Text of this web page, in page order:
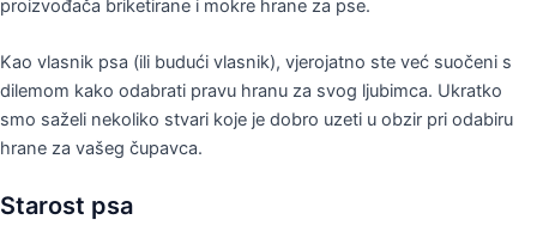
proizvođača briketirane i mokre hrane za pse.
Kao vlasnik psa (ili budući vlasnik), vjerojatno ste već suočeni s
dilemom kako odabrati pravu hranu za svog ljubimca. Ukratko
smo saželi nekoliko stvari koje je dobro uzeti u obzir pri odabiru
hrane za vašeg čupavca.
Starost psa